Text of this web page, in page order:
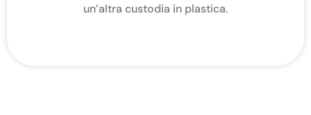
un’altra custodia in plastica.